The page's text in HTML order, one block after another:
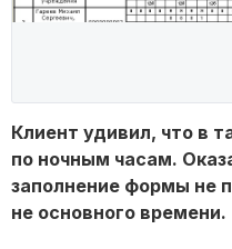
Клиент удивил, что в
по ночным часам.
заполнение формы не
не основного времени.